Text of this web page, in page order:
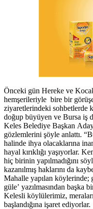
Önceki gün Hereke ve
hemşerileriyle bire bir
ziyaretlerindeki sohbetlerde
doğup büyüyen ve Bursa iş
Keles Belediye Başkan
gözlemlerini şöyle anlattı.
halinde ihya olacaklarına
hayal kırıklığı yaşıyorlar.
hiç birinin yapılmadığını
kazanılmış haklarını da
Mahalle yapılan köylerinde;
güle’ yazılmasından başka
Kelesli köylülerimiz,
başlandığına işaret ediyorlar.